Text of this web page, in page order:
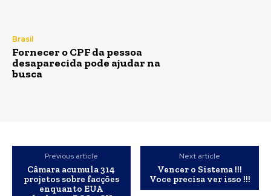
Brasil
Fornecer o CPF da pessoa
desaparecida pode ajudar na
busca
Previous article
Câmara acumula 314
projetos sobre facções
enquanto EUA
Next article
Vencer o Sistema !!!
Voce precisa ver isso !!!